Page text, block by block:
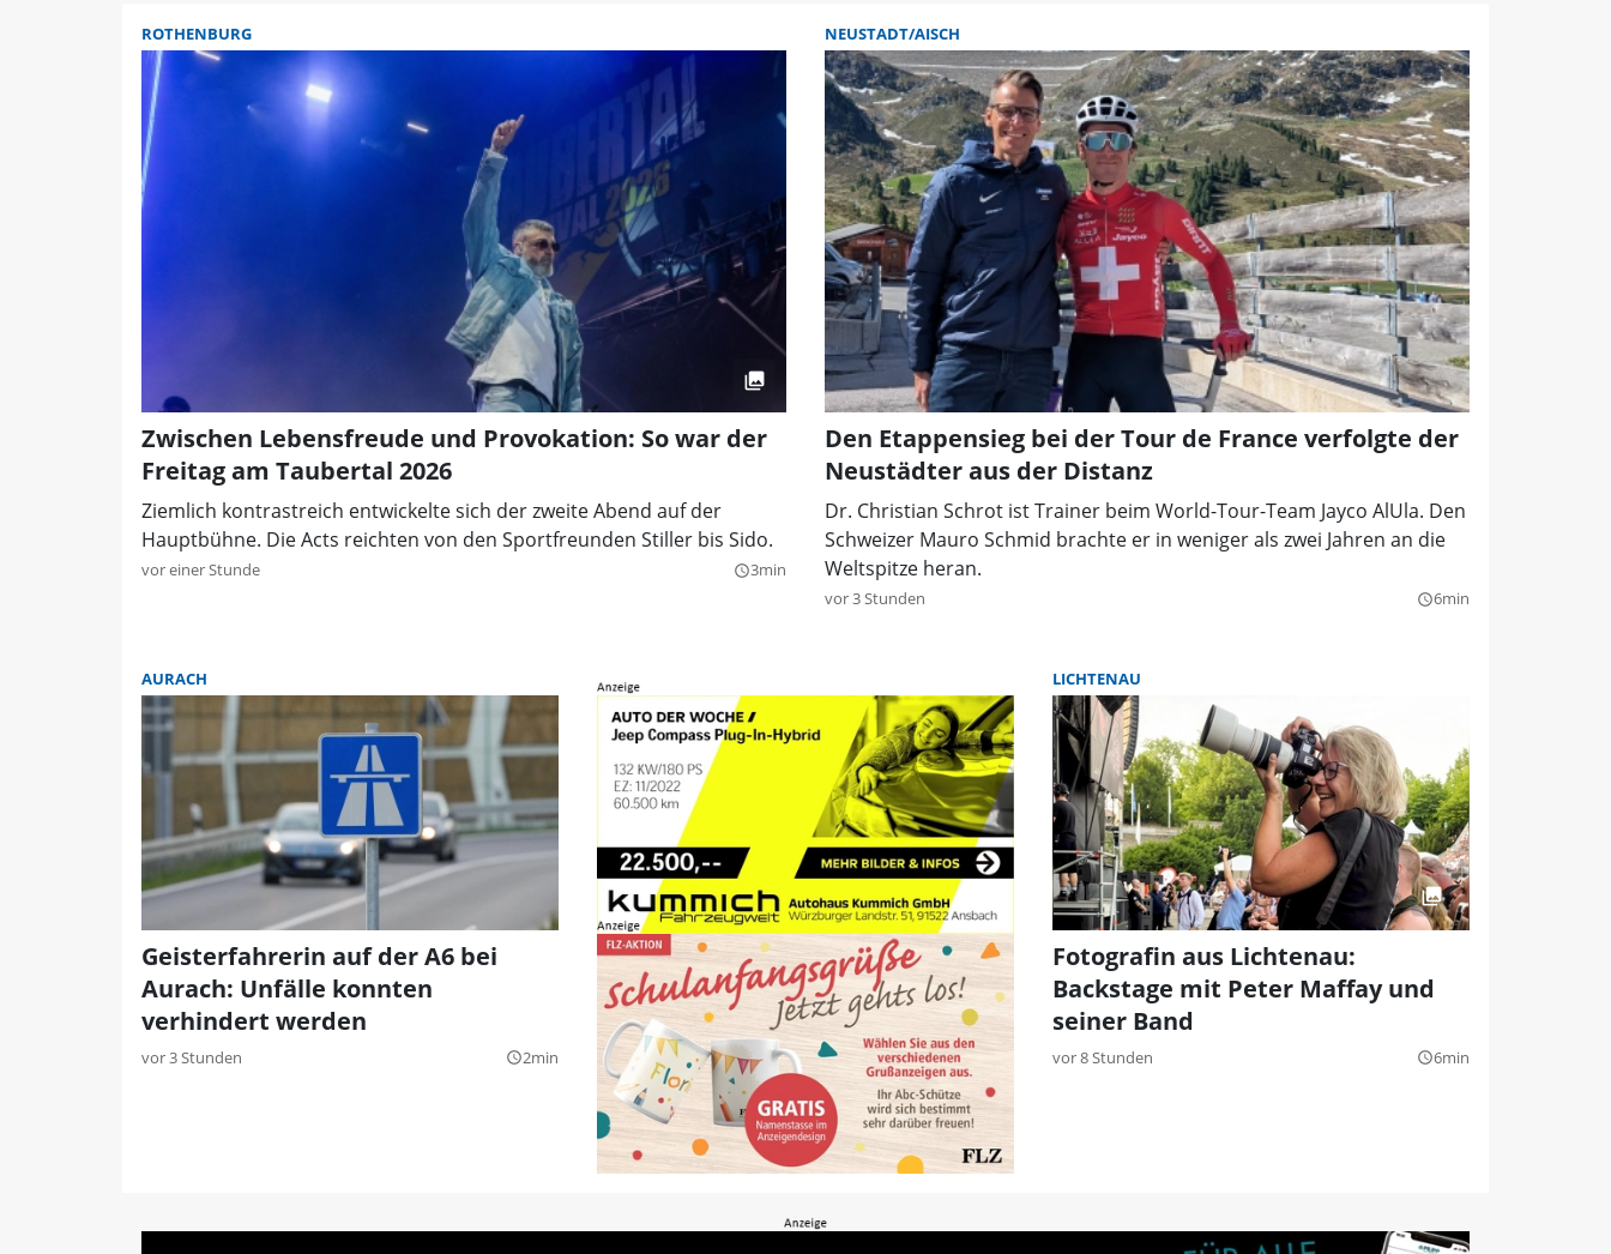
ROTHENBURG
Zwischen Lebensfreude und Provokation: So war der
Freitag am Taubertal 2026
Ziemlich kontrastreich entwickelte sich der zweite Abend auf der
Hauptbühne. Die Acts reichten von den Sportfreunden Stiller bis Sido.
vor einer Stunde query_builder3min
NEUSTADT/AISCH
Den Etappensieg bei der Tour de France verfolgte der
Neustädter aus der Distanz
Dr. Christian Schrot ist Trainer beim World-Tour-Team Jayco AlUla. Den
Schweizer Mauro Schmid brachte er in weniger als zwei Jahren an die
Weltspitze heran.
vor 3 Stunden query_builder6min
AURACH
Geisterfahrerin auf der A6 bei
Aurach: Unfälle konnten
verhindert werden
vor 3 Stunden query_builder2min
LICHTENAU
Fotografin aus Lichtenau:
Backstage mit Peter Maffay und
seiner Band
vor 8 Stunden query_builder6min